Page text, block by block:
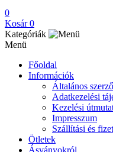
0
Kosár 0
Kategóriák
Menü
Főoldal
Információk
Általános
Adatkezelési
Kezelési
Impresszum
Szállítási és
Ötletek